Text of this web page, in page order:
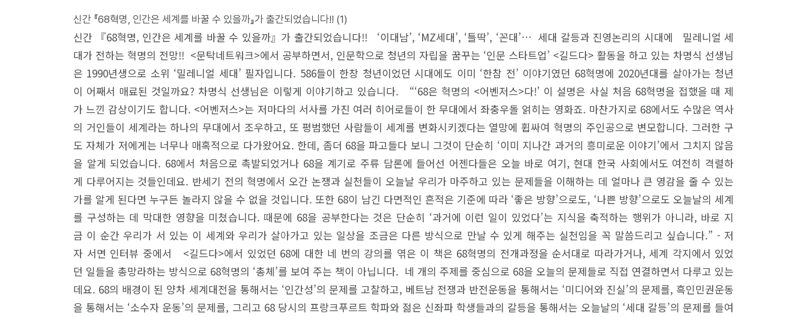
신간 『68혁명, 인간은 세계를 바꿀 수 있을까』가 출간되었습니다!! (1)
신간 『68혁명, 인간은 세계를 바꿀 수 있을까』가 출간되었습니다!! ‘이대남’, ‘MZ세대’, ‘틀딱’, ‘꼰대’… 세대 갈등과 진영논리의 시대에 밀레니얼 세
대가 전하는 혁명의 전망!! <문탁네트워크>에서 공부하면서, 인문학으로 청년의 자립을 꿈꾸는 ‘인문 스타트업’ <길드다> 활동을 하고 있는 차명식 선생님
은 1990년생으로 소위 ‘밀레니얼 세대’ 필자입니다. 586들이 한창 청년이었던 시대에도 이미 ‘한참 전’ 이야기였던 68혁명에 2020년대를 살아가는 청년
이 어째서 매료된 것일까요? 차명식 선생님은 이렇게 이야기하고 있습니다. “‘68은 혁명의 <어벤저스>다!’ 이 설명은 사실 처음 68혁명을 접했을 때 제
가 느낀 감상이기도 합니다. <어벤저스>는 저마다의 서사를 가진 여러 히어로들이 한 무대에서 좌충우돌 얽히는 영화죠. 마찬가지로 68에서도 수많은 역사
의 거인들이 세계라는 하나의 무대에서 조우하고, 또 평범했던 사람들이 세계를 변화시키겠다는 열망에 휩싸여 혁명의 주인공으로 변모합니다. 그러한 구
도 자체가 저에게는 너무나 매혹적으로 다가왔어요. 한데, 좀더 68을 파고들다 보니 그것이 단순히 ‘이미 지나간 과거의 흥미로운 이야기’에서 그치지 않음
을 알게 되었습니다. 68에서 처음으로 촉발되었거나 68을 계기로 주류 담론에 들어선 어젠다들은 오늘 바로 여기, 현대 한국 사회에서도 여전히 격렬하
게 다루어지는 것들인데요. 반세기 전의 혁명에서 오간 논쟁과 실천들이 오늘날 우리가 마주하고 있는 문제들을 이해하는 데 얼마나 큰 영감을 줄 수 있는
가를 알게 된다면 누구든 놀라지 않을 수 없을 것입니다. 또한 68이 남긴 다면적인 흔적은 기준에 따라 ‘좋은 방향’으로도, ‘나쁜 방향’으로도 오늘날의 세계
를 구성하는 데 막대한 영향을 미쳤습니다. 때문에 68을 공부한다는 것은 단순히 ‘과거에 이런 일이 있었다’는 지식을 축적하는 행위가 아니라, 바로 지
금 이 순간 우리가 서 있는 이 세계와 우리가 살아가고 있는 일상을 조금은 다른 방식으로 만날 수 있게 해주는 실천임을 꼭 말씀드리고 싶습니다.” - 저
자 서면 인터뷰 중에서 <길드다>에서 있었던 68에 대한 네 번의 강의를 엮은 이 책은 68혁명의 전개과정을 순서대로 따라가거나, 세계 각지에서 있었
던 일들을 총망라하는 방식으로 68혁명의 ‘총체’를 보여 주는 책이 아닙니다. 네 개의 주제를 중심으로 68을 오늘의 문제들로 직접 연결하면서 다루고 있는
데요. 68의 배경이 된 양차 세계대전을 통해서는 ‘인간성’의 문제를 고찰하고, 베트남 전쟁과 반전운동을 통해서는 ‘미디어와 진실’의 문제를, 흑인민권운동
을 통해서는 ‘소수자 운동’의 문제를, 그리고 68 당시의 프랑크푸르트 학파와 젊은 신좌파 학생들과의 갈등을 통해서는 오늘날의 ‘세대 갈등’의 문제를 들여